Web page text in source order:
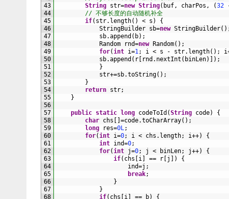
43
44
45
46
47
48
49
50
51
52
53
54
55
56
57
58
59
60
61
62
63
64
65
66
67
68
String str=new String( buf, charPos , (32
// 不够长度的自动随机补全
if( str. length( ) < s )
{
StringBuilder sb=new StringBuilder( )
sb.append ( b) ;
Random
rnd=new Random( ) ;
for(int i=1; i < s - str. length( ) ; i
sb.append ( r rnd . nextInt ( binLen) ) ;
}
str+=sb.toString( ) ;
}
return str;
}
public static long codeToId (String code)
{
char chs =code.toCharArray( ) ;
long
res=0L;
for(int i=0; i < chs . length; i++)
{
int ind=0;
for(int j=0; j < binLen; j++)
{
if( chs i == r j )
{
ind=j ;
break;
}
}
if( chs i == b)
{